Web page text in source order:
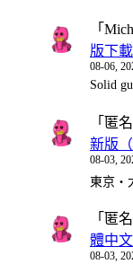
「
版下
08-06,
Solid
「 匿
新版（
08-03,
東京・
「 匿
體中
08-03,